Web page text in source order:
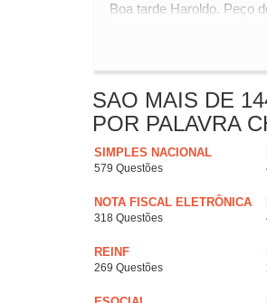
Boa tarde Haroldo. Peço
SAO MAIS DE
POR PALAVRA
SIMPLES NACIONAL
579 Questões
NOTA FISCAL ELETRÔNICA
318 Questões
REINF
269 Questões